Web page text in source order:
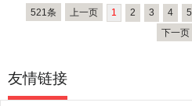
521条 上一页 1 2 3 4 5
下一页
友情链接